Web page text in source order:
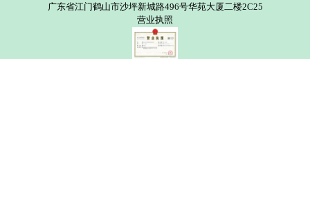
广东省江门鹤山市沙坪新城路496号华苑大厦二楼2C25
营业执照